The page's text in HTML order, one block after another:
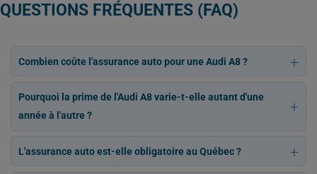
QUESTIONS FRÉQUENTES (FAQ)
Combien coûte l'assurance auto pour une Audi A8 ?
Pourquoi la prime de l'Audi A8 varie-t-elle autant d'une
année à l'autre ?
L'assurance auto est-elle obligatoire au Québec ?